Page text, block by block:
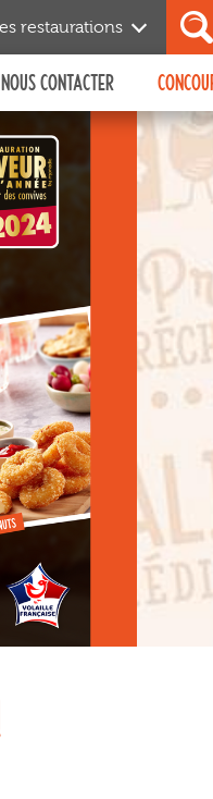
restaurations
NOUS CONTACTER
Découvrir
Editions